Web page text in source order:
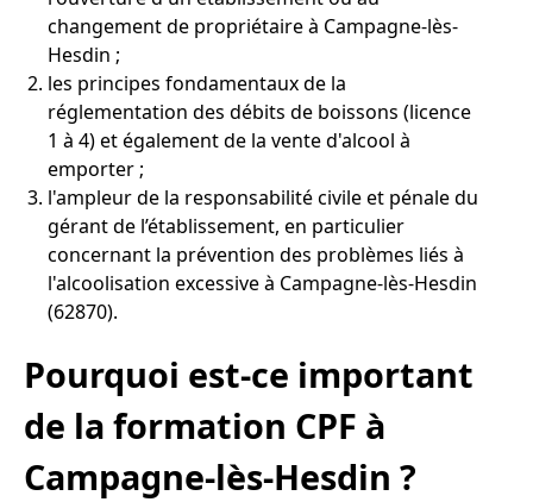
changement de propriétaire à Campagne-lès-
Hesdin ;
les principes fondamentaux de la
réglementation des débits de boissons (licence
1 à 4) et également de la vente d'alcool à
emporter ;
l'ampleur de la responsabilité civile et pénale du
gérant de l’établissement, en particulier
concernant la prévention des problèmes liés à
l'alcoolisation excessive à Campagne-lès-Hesdin
(62870).
Pourquoi est-ce important
de la formation CPF à
Campagne-lès-Hesdin ?